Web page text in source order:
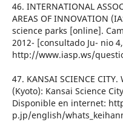
46. INTERNATIONAL
AREAS OF INNOVATION
science parks [online].
2012- [consultado Ju- nio
http://www.iasp.ws/
47. KANSAI SCIENCE
(Kyoto): Kansai Science
Disponible en internet:
p.jp/english/